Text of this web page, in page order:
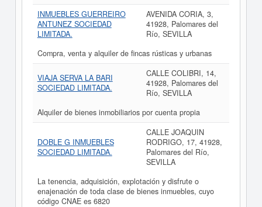
INMUEBLES GUERREIRO
ANTUNEZ SOCIEDAD
LIMITADA.
AVENIDA CORIA, 3,
41928, Palomares del
Río, SEVILLA
Compra, venta y alquiler de fincas rústicas y urbanas
VIAJA SERVA LA BARI
SOCIEDAD LIMITADA.
CALLE COLIBRI, 14,
41928, Palomares del
Río, SEVILLA
Alquiler de bienes inmobiliarios por cuenta propia
DOBLE G INMUEBLES
SOCIEDAD LIMITADA.
CALLE JOAQUIN
RODRIGO, 17, 41928,
Palomares del Río,
SEVILLA
La tenencia, adquisición, explotación y disfrute o
enajenación de toda clase de bienes inmuebles, cuyo
código CNAE es 6820